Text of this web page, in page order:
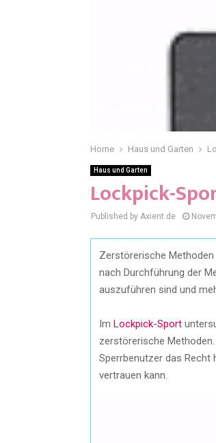
Home Haus und Garten
Haus und Garten
Lockpick-
Published by Axient.de
Zerstörerische
nach Durchführung der
auszuführen sind und
Im Lockpick-Sport
zerstörerische
Sperrbenutzer das Recht
vertrauen kann.